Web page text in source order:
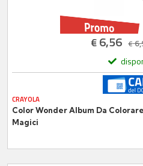
€6,56 €
CRAYOLA
Color Wonder Album Da
Magici